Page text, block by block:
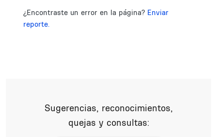
¿Encontraste un error en la página? Enviar
reporte.
Sugerencias, reconocimientos,
quejas y consultas: